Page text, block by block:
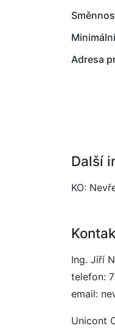
Adresa
Další
KO:
Ing. Jiří
telefon:
email:
Unicont